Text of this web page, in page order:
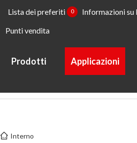
Lista dei preferiti 0 Informazioni su
Punti vendita
Prodotti Applicazioni
Interno